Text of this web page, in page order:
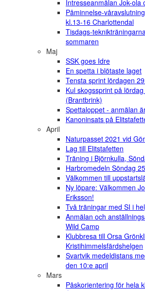
Intresseanmälan Jok-ola
Påminnelse-
kl.13-16 Charlottendal
Tisdags-
sommaren
Maj
SSK goes Idre
En spetta i blötaste laget
Tensta sprint lördagen
Kul skogssprint på
(Brantbrink)
Spettaloppet - anmälan
Kanoninsats på
April
Naturpasset 2021 vid
Lag till Elitstafetten
Träning i Björnkulla,
Harbromedeln Söndag
Välkommen till
Ny löpare: Välkommen
Eriksson!
Två träningar med SI i
Anmälan och
Wild Camp
Klubbresa till Orsa
Kristihimmelsfärdshelgen
Svartvik medeldistans
den 10:e april
Mars
Påskorientering för hela